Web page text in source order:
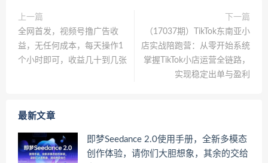
上一篇
全网首发，视频号撸广告收
益，无任何成本，每天操作1
个小时即可，收益几十到几张
下一篇
（17037期）TikTok东南亚小
店实战陪跑营：从零开始系统
掌握TikTok小店运营全链路，
实现稳定出单与盈利
最新文章
即梦Seedance 2.0使用手册，全新多模态
创作体验，请你们大胆想象，其余的交给